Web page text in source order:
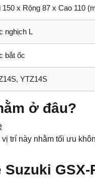
150 x Rộng 87 x Cao 110
nghịch L
bắt ốc
YTZ14S
ở đâu?
vị trí này nhằm tối ưu